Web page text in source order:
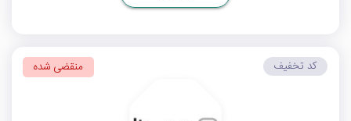
کد تخفیف منقضی شده